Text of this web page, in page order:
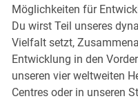
Möglichkeiten für
Du wirst Teil unseres
Vielfalt setzt,
Entwicklung in den
unseren vier weltweiten
Centres oder in unseren